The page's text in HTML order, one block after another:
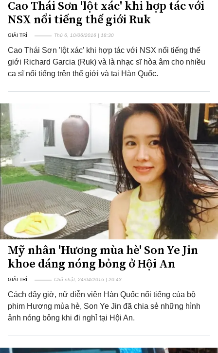
Cao Thái Sơn 'lột xác' khi hợp tác với
NSX nổi tiếng thế giới Ruk
GIẢI TRÍ Thứ 6, 10/06/2016 | 18:30
Cao Thái Sơn 'lột xác' khi hợp tác với NSX nổi tiếng thế
giới Richard Garcia (Ruk) và là nhạc sĩ hòa âm cho nhiều
ca sĩ nổi tiếng trên thế giới và tại Hàn Quốc.
Mỹ nhân 'Hương mùa hè' Son Ye Jin
khoe dáng nóng bỏng ở Hội An
GIẢI TRÍ Chủ nhật, 24/04/2016 | 20:43
Cách đây giờ, nữ diễn viên Hàn Quốc nổi tiếng của bộ
phim Hương mùa hè, Son Ye Jin đã chia sẻ những hình
ảnh nóng bỏng khi đi nghỉ tại Hội An.